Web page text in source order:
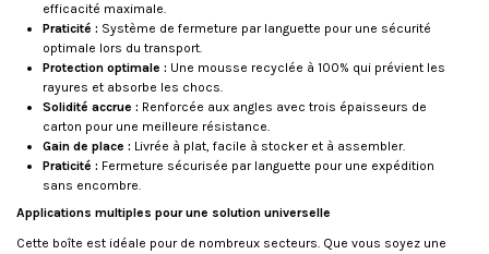
efficacité maximale.
Praticité : Système de fermeture par languette pour une sécurité
optimale lors du transport.
Protection optimale : Une mousse recyclée à 100% qui prévient les
rayures et absorbe les chocs.
Solidité accrue : Renforcée aux angles avec trois épaisseurs de
carton pour une meilleure résistance.
Gain de place : Livrée à plat, facile à stocker et à assembler.
Praticité : Fermeture sécurisée par languette pour une expédition
sans encombre.
Applications multiples pour une solution universelle
Cette boîte est idéale pour de nombreux secteurs. Que vous soyez une